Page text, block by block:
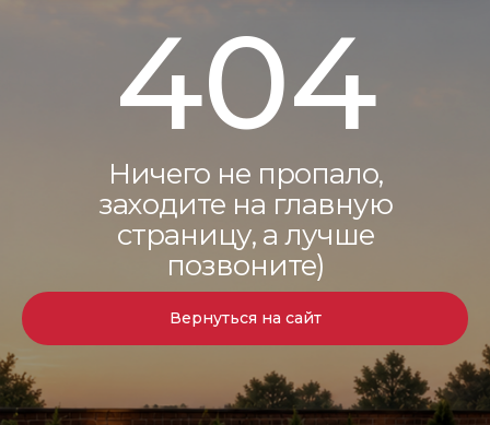
404
Ничего не пропало,
заходите на главную
страницу, а лучше
позвоните)
Вернуться на сайт